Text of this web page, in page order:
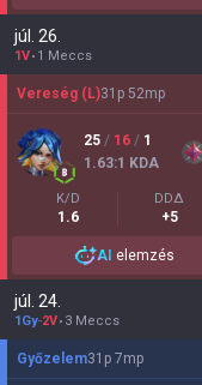
júl. 26.
1V 1 Meccs
Vereség (L)31 p 52mp
25 / 16 / 1
1.63:1 KDA
K/D
1.6
DDΔ
+5
AI elemzés
júl. 24.
1Gy-2V 3 Meccs
Győzelem31 p 7mp